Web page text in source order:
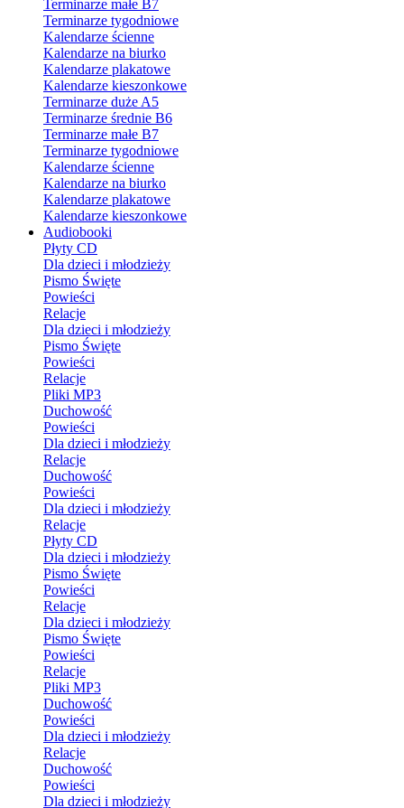
Terminarze małe B7
Terminarze tygodniowe
Kalendarze ścienne
Kalendarze na biurko
Kalendarze plakatowe
Kalendarze kieszonkowe
Terminarze duże A5
Terminarze średnie B6
Terminarze małe B7
Terminarze tygodniowe
Kalendarze ścienne
Kalendarze na biurko
Kalendarze plakatowe
Kalendarze kieszonkowe
Audiobooki
Płyty CD
Dla dzieci i młodzieży
Pismo Święte
Powieści
Relacje
Dla dzieci i młodzieży
Pismo Święte
Powieści
Relacje
Pliki MP3
Duchowość
Powieści
Dla dzieci i młodzieży
Relacje
Duchowość
Powieści
Dla dzieci i młodzieży
Relacje
Płyty CD
Dla dzieci i młodzieży
Pismo Święte
Powieści
Relacje
Dla dzieci i młodzieży
Pismo Święte
Powieści
Relacje
Pliki MP3
Duchowość
Powieści
Dla dzieci i młodzieży
Relacje
Duchowość
Powieści
Dla dzieci i młodzieży